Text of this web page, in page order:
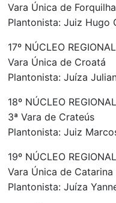
Vara Única de Forquilha
Plantonista: Juiz Hugo
17º NÚCLEO REGIONAL
Vara Única de Croatá
Plantonista: Juíza
18º NÚCLEO REGIONAL
3ª Vara de Crateús
Plantonista: Juiz
19º NÚCLEO REGIONAL
Vara Única de Catarina
Plantonista: Juíza